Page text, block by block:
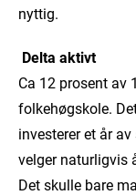
nyttig.
Delta aktivt
Ca 12 prosent av
folkehøgskole.
investerer et år
velger naturligvis
Det skulle bare